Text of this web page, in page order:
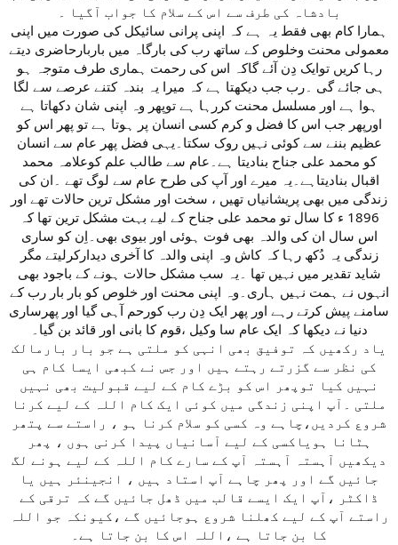
بادشاہ کی طرف سے اس کے سلام کا جواب آگیا ۔
ہمارا کام بھی فقط یہ ہے کہ اپنی پرانی سائیکل کی صورت میں اپنی
معمولی محنت وخلوص کے ساتھ رب کی بارگاہ میں باربارحاضری دیتے
رہا کریں توایک دِن آئے گاکہ اس کی رحمت ہماری طرف متوجہ ہو
ہی جائے گی ۔رب جب دیکھتا ہے کہ میرا یہ بندہ کتنے عرصے سے لگا
ہوا ہے اور مسلسل محنت کررہا ہے توپھر وہ اپنی شان دکھاتا ہے
اورپھر جب اس کا فضل و کرم کسی انسان پر ہوتا ہے تو پھر اس کو
عظیم بننے سے کوئی نہیں روک سکتا۔یہی فضل پھر عام سے انسان
کو محمد علی جناح بنادیتا ہے۔عام سے طالب علم کوعلامہ محمد
اقبال بنادیتاہے۔یہ میرے اور آپ کی طرح عام سے لوگ تھے ۔ان کی
زندگی میں بھی پریشانیاں تھیں ، سخت اور مشکل ترین حالات تھے اور
1896 ء کا سال تو محمد علی جناح کے لیے بہت مشکل ترین تھا کہ
اس سال ان کی والدہ بھی فوت ہوئی اور بیوی بھی۔اِن کو ساری
زندگی یہ دُکھ رہا کہ کاش وہ اپنی والدہ کا آخری دیدارکرلیتے مگر
شاید تقدیر میں نہیں تھا ۔یہ سب مشکل حالات ہونے کے باجود بھی
انہوں نے ہمت نہیں ہاری۔وہ اپنی محنت اور خلوص کو بار بار رب کے
سامنے پیش کرتے رہے اور پھر ایک دِن رب کورحم آہی گیا اور پھرساری
دنیا نے دیکھا کہ ایک عام سا وکیل ،قوم کا بانی اور قائد بن گیا۔
یاد رکھیں کہ توفیق بھی انہی کو ملتی ہے جو بار بارمالک
کی نظر سے گزرتے رہتے ہیں اور جس نے کبھی ایسا کام ہی
نہیں کیا توپھر اس کو بڑے کام کے لیے قبولیت بھی نہیں
ملتی ۔آپ اپنی زندگی میں کوئی ایک کام اللہ کے لیے کرنا
شروع کردیں،چاہے وہ کسی کو سلام کرنا ہو ، راستے سے پتھر
ہٹانا ہویاکسی کے لیے آسانیاں پیدا کرنی ہوں ، پھر
دیکھیں آہستہ آہستہ آپ کے سارے کام اللہ کے لیے ہونے لگ
جائیں گے اور پھر چاہے آپ استاد ہیں ، انجینئر ہیں یا
ڈاکٹر ،آپ ایک ایسے قالب میں ڈھل جائیں گے کہ ترقی کے
راستے آپ کے لیے کھلنا شروع ہوجائیں گے ،کیونکہ جو اللہ